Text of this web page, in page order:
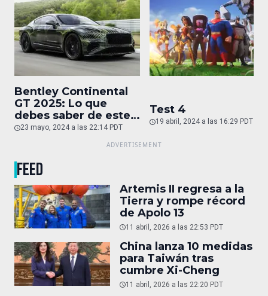
Bentley Continental
GT 2025: Lo que
debes saber de este
auto de superlujo
23 mayo, 2024 a las 22:14 PDT
Test 4
19 abril, 2024 a las 16:29 PDT
FEED
Artemis II regresa a la
Tierra y rompe récord
de Apolo 13
11 abril, 2026 a las 22:53 PDT
China lanza 10 medidas
para Taiwán tras
cumbre Xi-Cheng
11 abril, 2026 a las 22:20 PDT